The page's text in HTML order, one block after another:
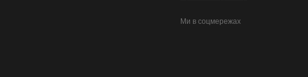
Ми в соцмережах